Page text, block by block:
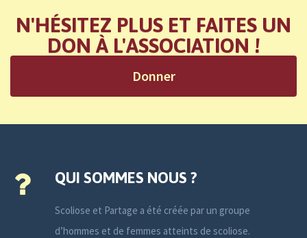
N'HÉSITEZ PLUS ET FAITES UN
DON À L'ASSOCIATION !
Donner
QUI SOMMES NOUS ?
Scoliose et Partage a été créée par un groupe
d’hommes et de femmes atteints de scoliose.